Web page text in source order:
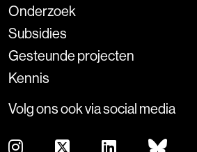
Onderzoek
Subsidies
Gesteunde projecten
Kennis
Volg ons ook via social media